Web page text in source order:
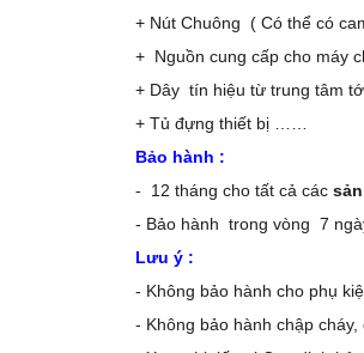
+ Nút Chuông ( Có thể có
+ Nguồn cung cấp cho máy
+ Dây tín hiệu từ trung tâm
+ Tủ đựng thiết bị ……
Bảo hành :
- 12 tháng cho tất cả các
- Bảo hành
Lưu ý :
- Không bảo hành cho phụ
- Không bảo hành chập